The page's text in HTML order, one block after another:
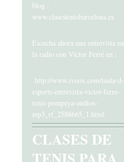
blog :
www.clasestenisbarcelona.es
Escucha ahora una entrevista en
la radio con Víctor Ferré en :
http://www.ivoox.com/taula-d-
esports-entrevista-victor-ferre-
tenis-pompeya-audios-
mp3_rf_2588665_1.html
CLASES DE